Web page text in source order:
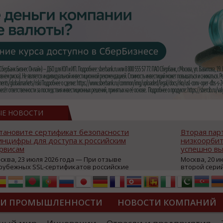
НОВОСТИ
сертификат безопасности
для доступа к российским
23 июля 2026 года — При отзыве
SSL-сертификатов российские
могут некорректно открываться в
браузерах (Google Chrome,
Edge и др.), а соединение с сервисами
ресурсы уже сообщили о
недоступности и ошибках при
из-за отзывов сертификатов
Вторая
успешно
Москва, 20
второй
аппаратов,
масштабной
интернет с
из
«Экономика
ПРОМЫШЛЕННОСТИ НОВОСТИ КОМПАНИЙ